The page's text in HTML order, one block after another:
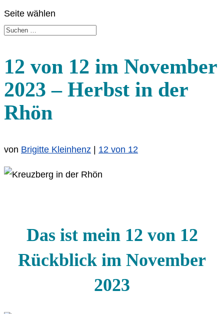
Seite wählen
12 von 12 im November
2023 – Herbst in der
Rhön
von Brigitte Kleinhenz | 12 von 12
Das ist mein 12 von 12
Rückblick im November
2023